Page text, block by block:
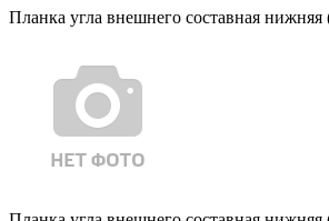
Планка угла внешнего составная